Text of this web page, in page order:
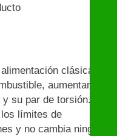
clásica
aumentando
su par de torsión.
límites de
y no cambia ningún